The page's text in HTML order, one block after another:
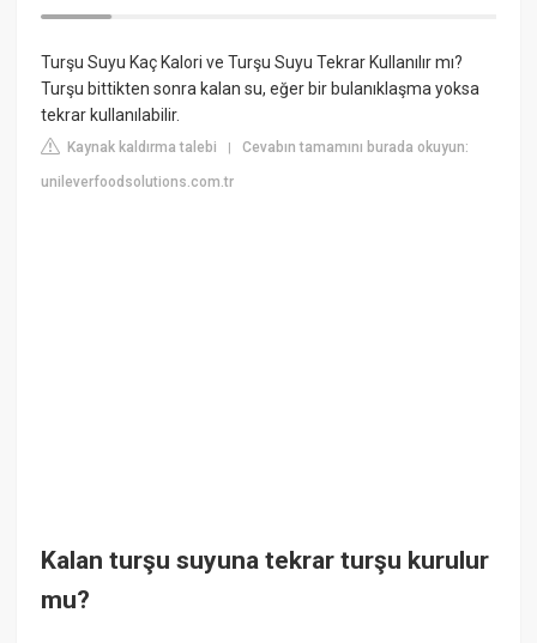
Turşu Suyu Kaç Kalori ve Turşu Suyu Tekrar Kullanılır mı?
Turşu bittikten sonra kalan su, eğer bir bulanıklaşma yoksa
tekrar kullanılabilir.
Kaynak kaldırma talebi |Cevabın tamamını burada okuyun:
unileverfoodsolutions.com.tr
Kalan turşu suyuna tekrar turşu kurulur
mu?